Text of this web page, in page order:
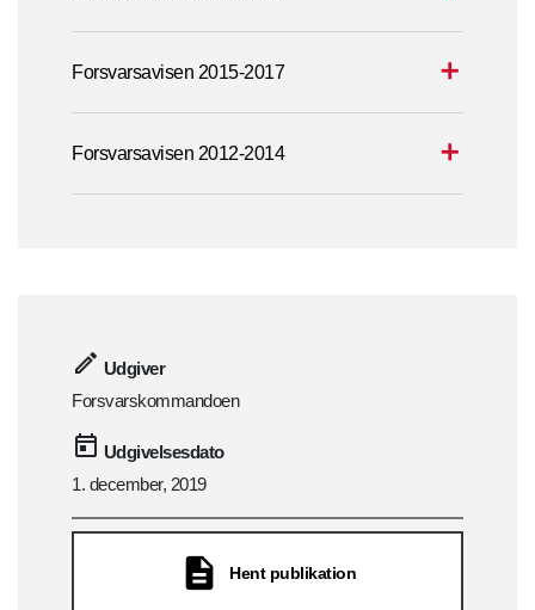
Forsvarsavisen 2015-2017
Forsvarsavisen 2012-2014
Udgiver
Forsvarskommandoen
Udgivelsesdato
1. december, 2019
Hent publikation